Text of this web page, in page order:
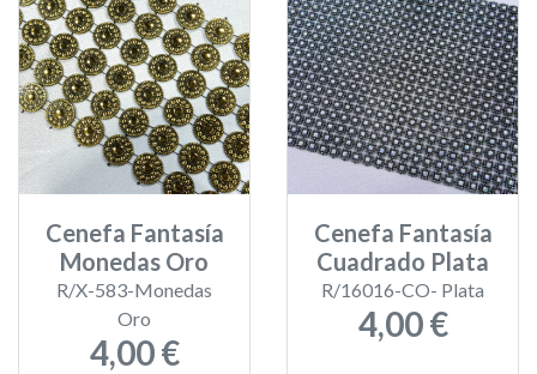
Cenefa Fantasía
Monedas Oro
R/X-583-Monedas
Oro
4,00 €
Cenefa Fantasía
Cuadrado Plata
R/16016-CO- Plata
4,00 €